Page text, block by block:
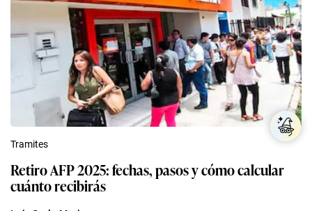
Tramites
Retiro AFP 2025: fechas, pasos y cómo calcular
cuánto recibirás